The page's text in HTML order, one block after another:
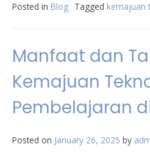
Posted in Blog Tagged kemajuan
Manfaat dan
Kemajuan
Pembelajaran
Posted on January 26, 2025 by